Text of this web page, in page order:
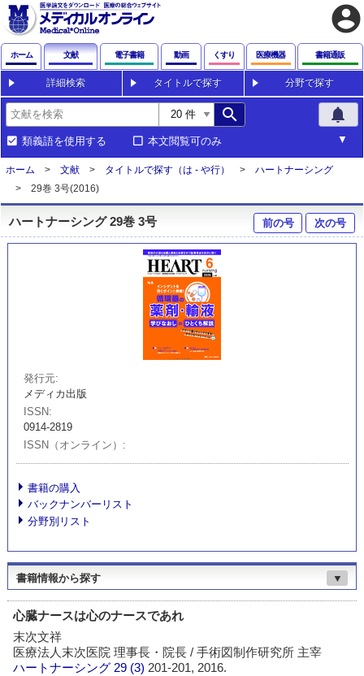
account_circle
ホーム 文献 電子書籍 動画 くすり 医療機器 書籍通販
詳細検索 タイトルで探す 分野で探す
search notifications
類義語を使用する 本文閲覧可のみ
ホーム 文献 タイトルで探す（は - や行）
ハートナーシング
29巻 3号(2016)
ハートナーシング 29巻 3号 前の号 次の号
発行元
メディカ出版
ISSN
0914-2819
ISSN（オンライン）
書籍の購入
バックナンバーリスト
分野別リスト
書籍情報から探す ▼
心臓ナースは心のナースであれ
末次文祥
医療法人末次医院 理事長・院長 / 手術図制作研究所 主宰
ハートナーシング 29 (3)201-201, 2016.